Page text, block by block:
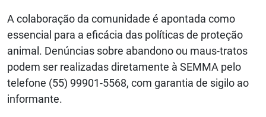
A colaboração da comunidade é apontada como
essencial para a eficácia das políticas de proteção
animal. Denúncias sobre abandono ou maus-tratos
podem ser realizadas diretamente à SEMMA pelo
telefone (55) 99901-5568, com garantia de sigilo ao
informante.